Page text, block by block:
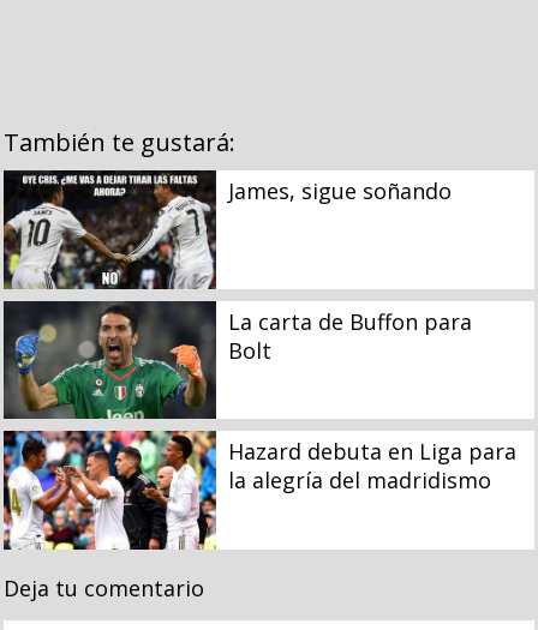
También te gustará:
James, sigue soñando
La carta de Buffon para
Bolt
Hazard debuta en Liga para
la alegría del madridismo
Deja tu comentario